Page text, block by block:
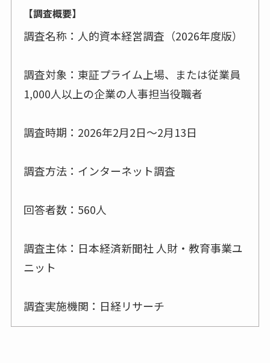
【調査概要】
調査名称：人的資本経営調査（2026年度版）
調査対象：東証プライム上場、または従業員
1,000人以上の企業の人事担当役職者
調査時期：2026年2月2日～2月13日
調査方法：インターネット調査
回答者数：560人
調査主体：日本経済新聞社 人財・教育事業ユ
ニット
調査実施機関：日経リサーチ